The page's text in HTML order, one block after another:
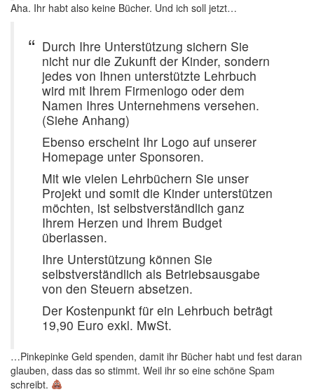
Aha. Ihr habt also keine Bücher. Und ich soll jetzt…
Durch Ihre Unterstützung sichern Sie
nicht nur die Zukunft der Kinder, sondern
jedes von Ihnen unterstützte Lehrbuch
wird mit Ihrem Firmenlogo oder dem
Namen Ihres Unternehmens versehen.
(Siehe Anhang)
Ebenso erscheint Ihr Logo auf unserer
Homepage unter Sponsoren.
Mit wie vielen Lehrbüchern Sie unser
Projekt und somit die Kinder unterstützen
möchten, ist selbstverständlich ganz
Ihrem Herzen und Ihrem Budget
überlassen.
Ihre Unterstützung können Sie
selbstverständlich als Betriebsausgabe
von den Steuern absetzen.
Der Kostenpunkt für ein Lehrbuch beträgt
19,90 Euro exkl. MwSt.
…Pinkepinke Geld spenden, damit ihr Bücher habt und fest daran
glauben, dass das so stimmt. Weil ihr so eine schöne Spam
schreibt.